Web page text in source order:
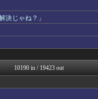
スターライト速報 -遊戯王...
痛いニュース(ﾉ∀`)
原神速報 | GENSHI...
【2ch】ニュー速クオリテ...
みんな知ってた？【海外の反...
2ch名人
決じゃね？」
10190 in / 19423 out